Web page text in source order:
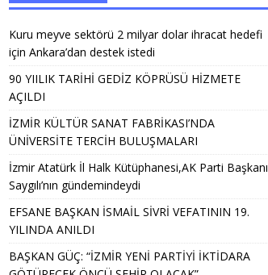
Kuru meyve sektörü 2 milyar dolar ihracat hedefi
için Ankara’dan destek istedi
90 YIILIK TARİHİ GEDİZ KÖPRÜSÜ HİZMETE
AÇILDI
İZMİR KÜLTÜR SANAT FABRİKASI’NDA
ÜNİVERSİTE TERCİH BULUŞMALARI
İzmir Atatürk İl Halk Kütüphanesi,AK Parti Başkanı
Saygılı’nın gündemindeydi
EFSANE BAŞKAN İSMAİL SİVRİ VEFATININ 19.
YILINDA ANILDI
BAŞKAN GÜÇ: “İZMİR YENİ PARTİYİ İKTİDARA